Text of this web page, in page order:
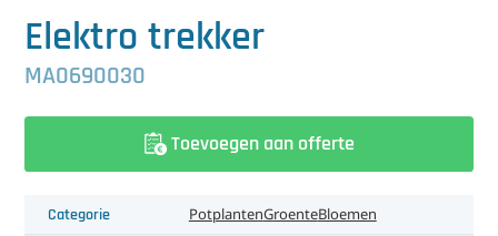
Koeling
Ontvochtiging
Reinigingsmachines
Sorteermachines
Elektro trekker
MA0690030
Toevoegen aan offerte
Categorie PotplantenGroenteBloemen